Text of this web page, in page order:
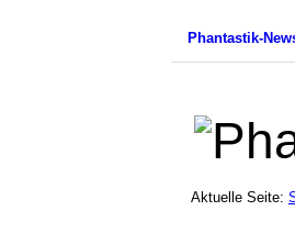
Phantastik-
Aktuelle Seite: